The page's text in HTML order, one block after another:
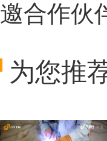
邀合作伙
为您推